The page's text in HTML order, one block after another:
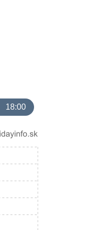
18:00